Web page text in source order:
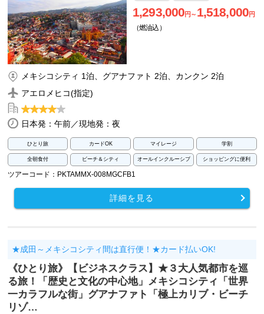
1,293,000円～ 1,518,000円
（燃油込）
メキシコシティ 1泊、グアナファト 2泊、カンクン 2泊
アエロメヒコ(指定)
日本発：午前／現地発：夜
ひとり旅 カードOK マイレージ 学割
全朝食付 ビーチ＆シティ オールインクルーシブ ショッピングに便利
ツアーコード：PKTAMMX-008MGCFB1
詳細を見る
★成田～メキシコシティ間は直行便！★カード払いOK!
《ひとり旅》【ビジネスクラス】★３大人気都市を巡
る旅！「歴史と文化の中心地」メキシコシティ「世界
一カラフルな街」グアナファト「極上カリブ・ビーチ
リゾ…